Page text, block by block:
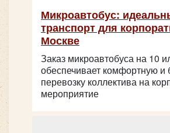
1600 руб/
Ford Transit
Микроавтобус:
транспорт для
Москве
Заказ микроавтобуса на 10
обеспечивает комфортную и
перевозку коллектива на
мероприятие